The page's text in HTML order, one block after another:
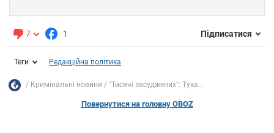
7 1 Підписатися
Теги Редакційна політика
Кримінальні новини "Тисячі засуджених": Тука...
Повернутися на головну OBOZ